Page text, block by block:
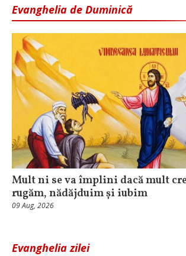
Evanghelia de Duminică
Mult ni se va împlini dacă mult
rugăm, nădăjduim și iubim
09 Aug, 2026
Evanghelia zilei